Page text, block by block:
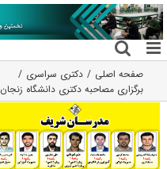
رفتن
به
محتوا
صفحه اصلی
دکتری سراسری
برگزاری مصاحبه دکتری دانشگاه زنجان ۱۴۰۵ در دهه اول خرداد